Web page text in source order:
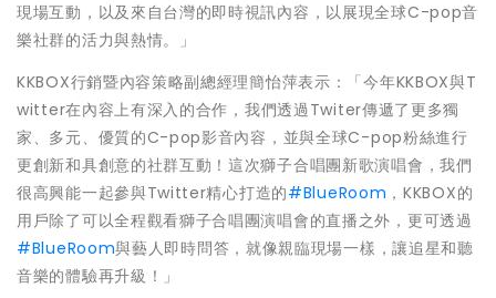
現場互動，以及來自台灣的即時視訊內容，以展現全球C-pop音
樂社群的活力與熱情。」
KKBOX行銷暨內容策略副總經理簡怡萍表示：「今年KKBOX與T
witter在內容上有深入的合作，我們透過Twiter傳遞了更多獨
家、多元、優質的C-pop影音內容，並與全球C-pop粉絲進行
更創新和具創意的社群互動！這次獅子合唱團新歌演唱會，我們
很高興能一起參與Twitter精心打造的#BlueRoom ，KKBOX的
用戶除了可以全程觀看獅子合唱團演唱會的直播之外，更可透過
#BlueRoom與藝人即時問答，就像親臨現場一樣，讓追星和聽
音樂的體驗再升級！」